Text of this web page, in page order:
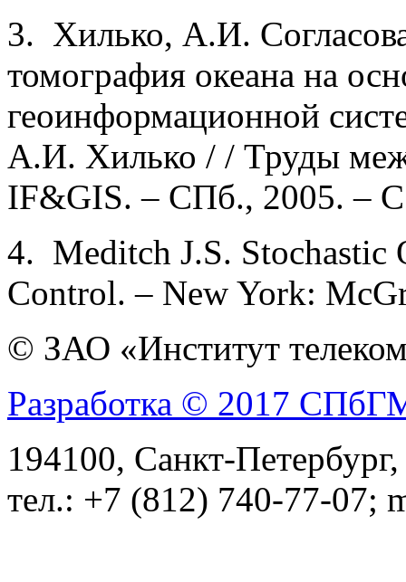
3. Хилько, А.И.
томография океана на
геоинформационной
А.И. Хилько / / Труды
IF&GIS. – СПб., 2005. –
4. Meditch J.S. Stochastic
Control. – New York:
© ЗАО «Институт
Разработка © 2017
194100, Санкт-
тел.: +7 (812) 740-77-07;